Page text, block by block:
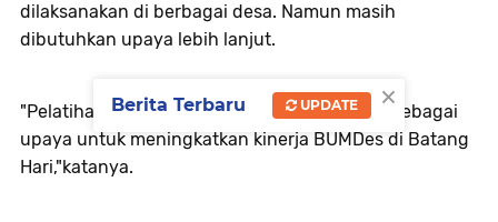
dilaksanakan di berbagai desa. Namun masih
dibutuhkan upaya lebih lanjut.
"Pelatihan dan workshop sudah kita lakukan sebagai
upaya untuk meningkatkan kinerja BUMDes di Batang
Hari,"katanya.
×
Berita Terbaru UPDATE